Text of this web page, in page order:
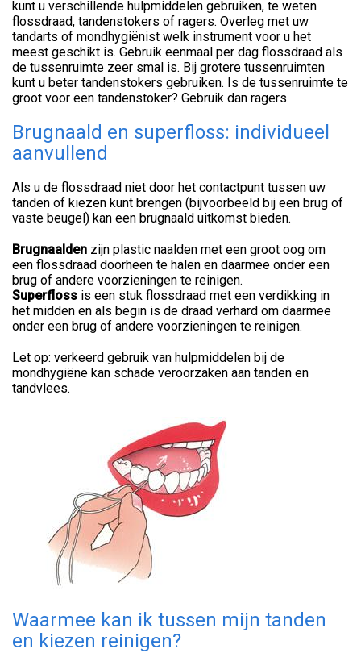
kunt u verschillende hulpmiddelen gebruiken, te weten
flossdraad, tandenstokers of ragers. Overleg met uw
tandarts of mondhygiënist welk instrument voor u het
meest geschikt is. Gebruik eenmaal per dag flossdraad als
de tussenruimte zeer smal is. Bij grotere tussenruimten
kunt u beter tandenstokers gebruiken. Is de tussenruimte te
groot voor een tandenstoker? Gebruik dan ragers.
Brugnaald en superfloss: individueel
aanvullend
Als u de flossdraad niet door het contactpunt tussen uw
tanden of kiezen kunt brengen (bijvoorbeeld bij een brug of
vaste beugel) kan een brugnaald uitkomst bieden.
Brugnaalden zijn plastic naalden met een groot oog om
een flossdraad doorheen te halen en daarmee onder een
brug of andere voorzieningen te reinigen.
Superfloss is een stuk flossdraad met een verdikking in
het midden en als begin is de draad verhard om daarmee
onder een brug of andere voorzieningen te reinigen.
Let op: verkeerd gebruik van hulpmiddelen bij de
mondhygiëne kan schade veroorzaken aan tanden en
tandvlees.
Waarmee kan ik tussen mijn tanden
en kiezen reinigen?